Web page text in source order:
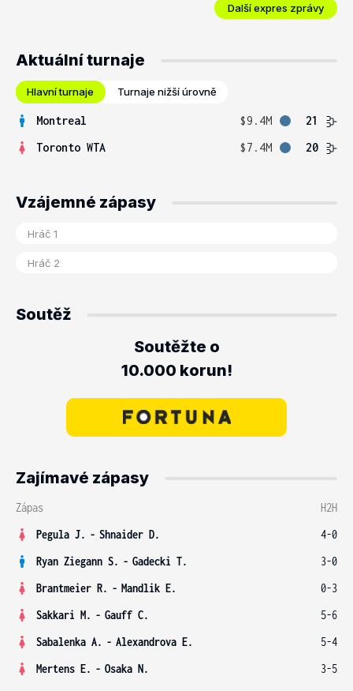
Další expres zprávy
Aktuální turnaje
Hlavní turnaje Turnaje nižší úrovně
Montreal $9.4M
21
Toronto WTA
$7.4M 20
Vzájemné zápasy
Soutěž
Soutěžte o
10.000 korun!
Zajímavé zápasy
Zápas
H2H
Pegula J. - Shnaider D.
4-0
Ryan Ziegann S. - Gadecki T.
3-0
Brantmeier R. - Mandlik E.
0-3
Sakkari M. - Gauff C.
5-6
Sabalenka A. - Alexandrova E.
5-4
Mertens E. - Osaka N. 3-5